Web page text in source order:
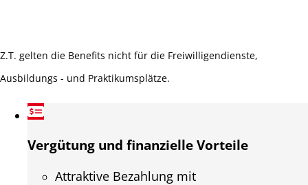
Z.T. gelten die Benefits nicht für die Freiwilligendienste,
Ausbildungs - und Praktikumsplätze.
Vergütung und finanzielle Vorteile
Attraktive Bezahlung mit